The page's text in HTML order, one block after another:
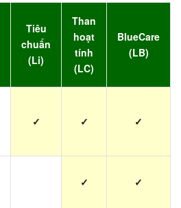
Tiêu
chuẩn
(Li)
Than
hoạt
tính
(LC)
BlueCare
(LB)
✓ ✓ ✓
✓ ✓